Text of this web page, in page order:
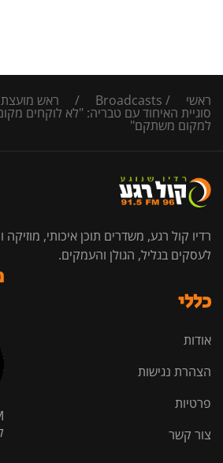
ראשי /
Broadcasts
/ ראש
סוגיית האיחוד עם טבריה: "לא לוקחים
למקום משתקם"
רדיו קול רגע, משדרים תוכן איכותי,
לעסקים בגליל, הגולן והעמקים.
כללי
אודות
הצהרת נגישות
פרטיות
צור קשר